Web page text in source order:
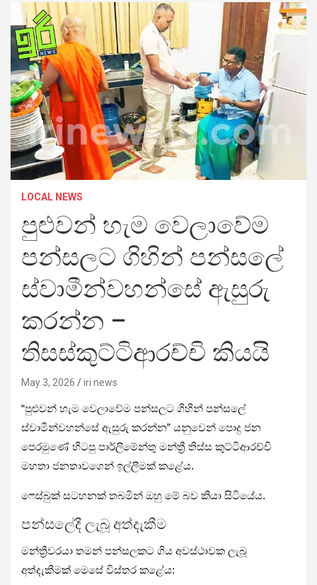
LOCAL NEWS
පුළුවන් හැම වෙලාවේම
පන්සලට ගිහින් පන්සලේ
ස්වාමීන්වහන්සේ ඇසුරු
කරන්න –
තිසස්කුට්ටිආරච්චි කියයි
May 3, 2026 iri news
“පුළුවන් හැම වෙලාවේම පන්සලට ගිහින් පන්සලේ
ස්වාමීන්වහන්සේ ඇසුරු කරන්න” යනුවෙන් පොදු ජන
පෙරමුණේ හිටපු පාර්ලිමේන්තු මන්ත්‍රී තිස්ස කුට්ටිආරච්චි
මහතා ජනතාවගෙන් ඉල්ලීමක් කළේය.
ෆෙස්බුක් සටහනක් තබමින් ඔහු මේ බව කියා සිටියේය.
පන්සලේදී ලැබූ අත්දැකීම
මන්ත්‍රීවරයා තමන් පන්සලකට ගිය අවස්ථාවක ලැබූ
අත්දැකීමක් මෙසේ විස්තර කළේය: